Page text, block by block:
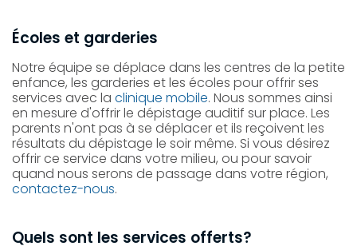
Écoles et garderies
Notre équipe se déplace dans les centres de la petite
enfance, les garderies et les écoles pour offrir ses
services avec la clinique mobile. Nous sommes ainsi
en mesure d'offrir le dépistage auditif sur place. Les
parents n'ont pas à se déplacer et ils reçoivent les
résultats du dépistage le soir même. Si vous désirez
offrir ce service dans votre milieu, ou pour savoir
quand nous serons de passage dans votre région,
contactez-nous.
Quels sont les services offerts?